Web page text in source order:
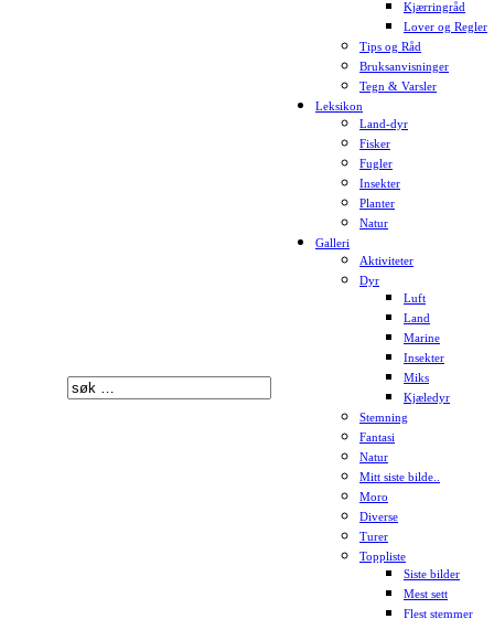
Kjærringråd
Lover og Regler
Tips og Råd
Bruksanvisninger
Tegn & Varsler
Leksikon
Land-dyr
Fisker
Fugler
Insekter
Planter
Natur
Galleri
Aktiviteter
Dyr
Luft
Land
Marine
Insekter
Miks
Kjæledyr
Stemning
Fantasi
Natur
Mitt siste bilde..
Moro
Diverse
Turer
Toppliste
Siste bilder
Mest sett
Flest stemmer